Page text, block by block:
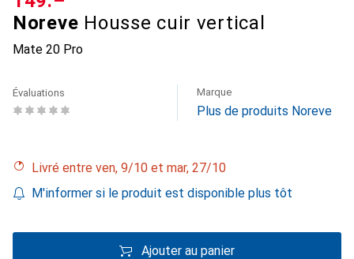
Noreve Housse cuir vertical
Mate 20 Pro
Évaluations Marque
Plus de produits Noreve
Livré entre ven, 9/10 et mar, 27/10
M'informer si le produit est disponible plus tôt
Ajouter au panier